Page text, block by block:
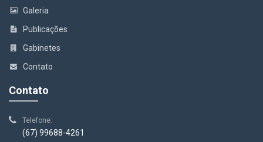
Galeria
Publicações
Gabinetes
Contato
Contato
Telefone:
(67) 99688-4261